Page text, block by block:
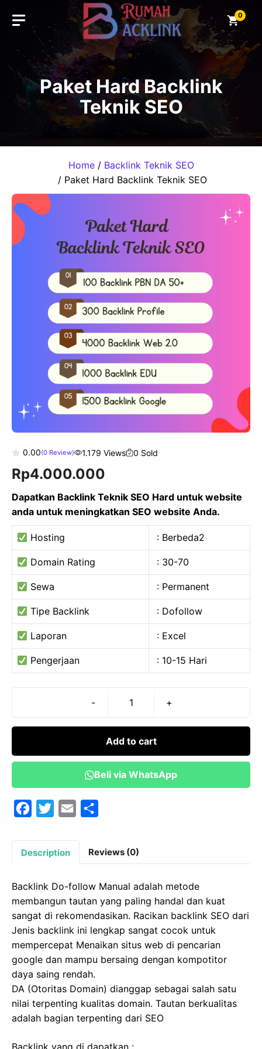
0
Paket Hard Backlink
Teknik SEO
Home/ Backlink Teknik SEO
/ Paket Hard Backlink Teknik SEO
o
u
o
5
0.00(0Review) 1.179 Views 0 Sold
Rp4.000.000
Dapatkan Backlink Teknik SEO Hard untuk website
anda untuk meningkatkan SEO website Anda.
Hosting : Berbeda2
Domain Rating : 30-70
Sewa : Permanent
Tipe Backlink : Dofollow
Laporan : Excel
Pengerjaan : 10-15 Hari
-
Paket
Backlink
quantity
+
Add to cart
Beli via WhatsApp
c
o
o
k
i
e
r
a
r
Description Reviews (0)
Backlink Do-follow Manual adalah metode
membangun tautan yang paling handal dan kuat
sangat di rekomendasikan. Racikan backlink SEO dari
Jenis backlink ini lengkap sangat cocok untuk
mempercepat Menaikan situs web di pencarian
google dan mampu bersaing dengan kompotitor
daya saing rendah.
DA (Otoritas Domain) dianggap sebagai salah satu
nilai terpenting kualitas domain. Tautan berkualitas
adalah bagian terpenting dari SEO
Backlink yang di dapatkan :